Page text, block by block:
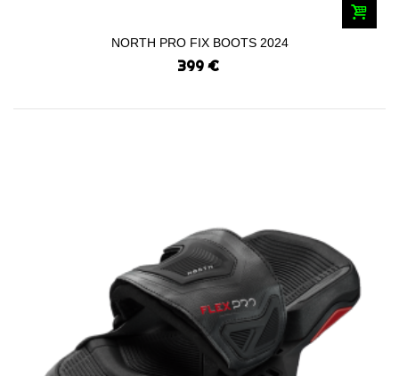
NORTH PRO FIX BOOTS 2024
399 €